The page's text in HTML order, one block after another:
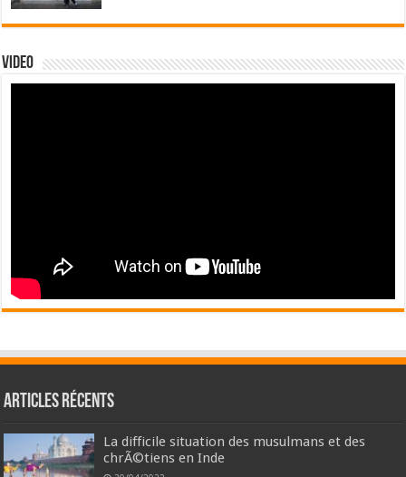
Video
Articles récents
La difficile situation des musulmans et des
chrÃ©tiens en Inde